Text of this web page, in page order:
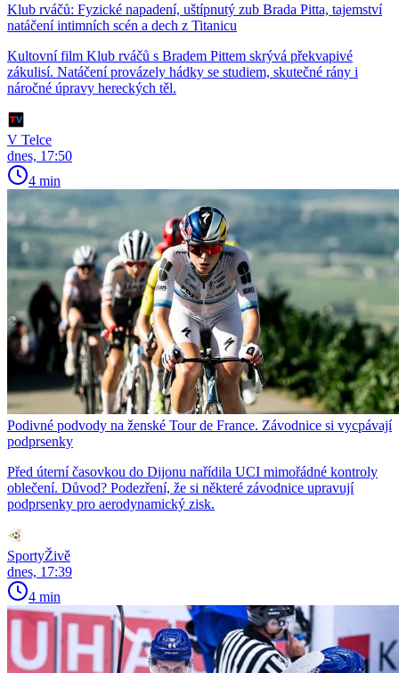
Klub rváčů: Fyzické napadení, uštípnutý zub Brada Pitta, tajemství
natáčení intimních scén a dech z Titanicu
Kultovní film Klub rváčů s Bradem Pittem skrývá překvapivé
zákulisí. Natáčení provázely hádky se studiem, skutečné rány i
náročné úpravy hereckých těl.
V Telce
dnes, 17:50
4 min
Podivné podvody na ženské Tour de France. Závodnice si vycpávají
podprsenky
Před úterní časovkou do Dijonu nařídila UCI mimořádné kontroly
oblečení. Důvod? Podezření, že si některé závodnice upravují
podprsenky pro aerodynamický zisk.
SportyŽivě
dnes, 17:39
4 min